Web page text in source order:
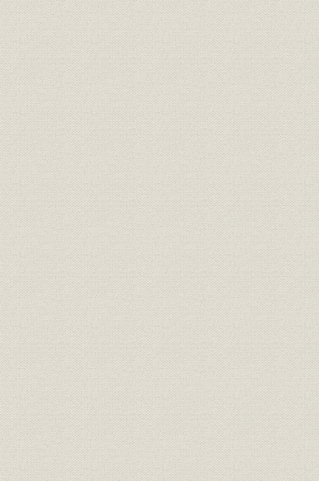
従業員の平均給与月額、年間所定内労働時間の推移
資本金の推移
業績の推移(単独)
業績の推移(連結)
純資産・負債・自己資本比率の推移(単独)
純資産・負債・自己資本比率の推移(連結)
株主数、発行済株式総数の推移
株式分布状況の推移
株価の推移
配当金の推移
粗鉱生産量の推移
銅の生産量、生産能力、価格の推移
金の生産量、生産能力、価格の推移
ニッケルの生産量、価格の推移
亜鉛の生産量、生産能力、価格の推移
為替レートの推移